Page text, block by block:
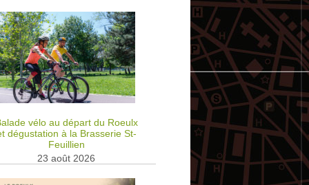
vélo au départ du Roeulx
dégustation à la Brasserie St-
Feuillien
23 août 2026